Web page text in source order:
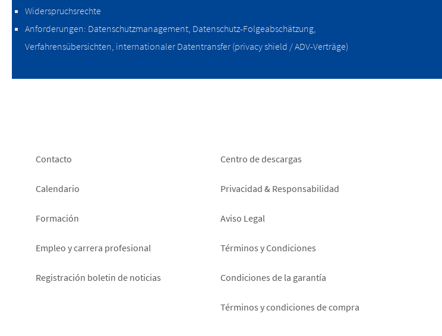
Widerspruchsrechte
Anforderungen: Datenschutzmanagement, Datenschutz-Folgeabschätzung,
Verfahrensübersichten, internationaler Datentransfer (privacy shield / ADV-Verträge)
Footer
left
Contacto
Calendario
Formación
Empleo y carrera profesional
Registración boletin de noticias
Footer
right
Centro de descargas
Privacidad & Responsabilidad
Aviso Legal
Términos y Condiciones
Condiciones de la garantía
Términos y condiciones de compra